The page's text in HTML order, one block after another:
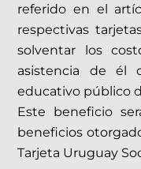
referido en el
respectivas
solventar los
asistencia de él
educativo público
Este beneficio
beneficios
Tarjeta Uruguay